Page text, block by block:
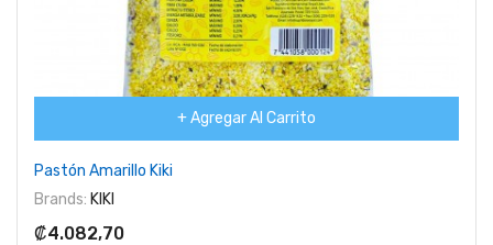
+ Agregar Al Carrito
Pastón Amarillo Kiki
Brands: KIKI
₡4.082,70